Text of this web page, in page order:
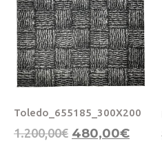
Toledo_655185_300X200
1.200,00€ 480,00€